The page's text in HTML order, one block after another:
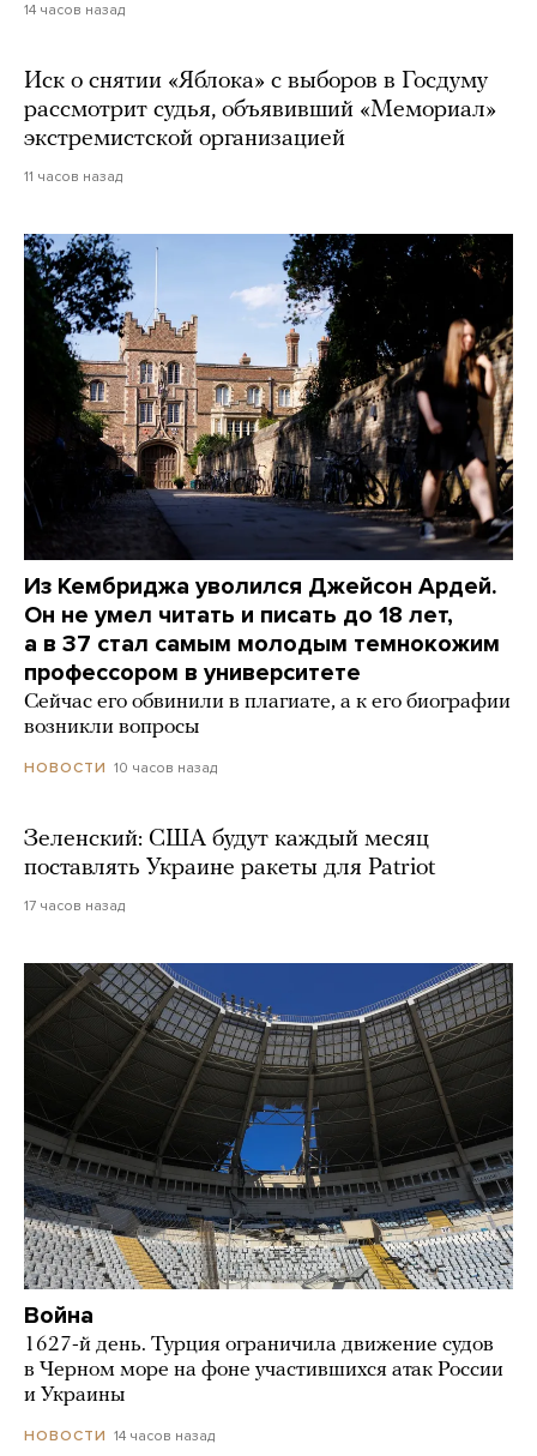
14 часов назад
Иск о снятии «Яблока» с выборов в Госдуму
рассмотрит судья, объявивший «Мемориал»
экстремистской организацией
11 часов назад
Из Кембриджа уволился Джейсон Ардей.
Он не умел читать и писать до 18 лет,
а в 37 стал самым молодым темнокожим
профессором в университете
Сейчас его обвинили в плагиате, а к его биографии
возникли вопросы
НОВОСТИ 10 часов назад
Зеленский: США будут каждый месяц
поставлять Украине ракеты для Patriot
17 часов назад
Война
1627-й день. Турция ограничила движение судов
в Черном море на фоне участившихся атак России
и Украины
НОВОСТИ 14 часов назад